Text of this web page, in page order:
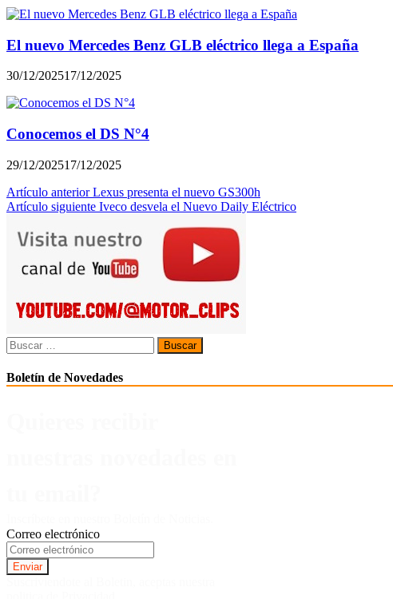
El nuevo Mercedes Benz GLB eléctrico llega a España
30/12/202517/12/2025
Conocemos el DS N°4
29/12/202517/12/2025
Navegación
de
entradas
Artículo anterior Lexus presenta el nuevo GS300h
Artículo siguiente Iveco desvela el Nuevo Daily Eléctrico
Buscar:
Boletín de Novedades
Correo electrónico